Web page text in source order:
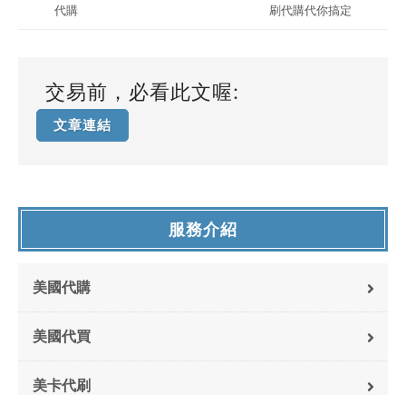
代購
刷代購代你搞定
交易前，必看此文喔:
文章連結
服務介紹
美國代購
美國代買
美卡代刷